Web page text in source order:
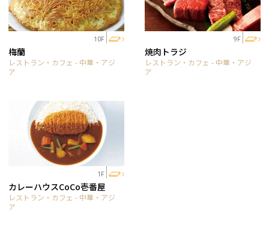
10F
梅蘭
レストラン・カフェ - 中華・アジ
ア
9F
焼肉トラジ
レストラン・カフェ - 中華・アジ
ア
1F
カレーハウスCoCo壱番屋
レストラン・カフェ - 中華・アジ
ア